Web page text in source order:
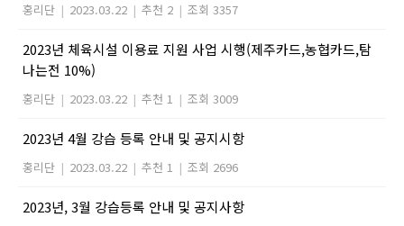
홍리단 | 2023.03.22 | 추천 2 | 조회 3357
2023년 체육시설 이용료 지원 사업 시행(제주카드,농협카드,탐
나는전 10%)
홍리단 | 2023.03.22 | 추천 1 | 조회 3009
2023년 4월 강습 등록 안내 및 공지시항
홍리단 | 2023.03.22 | 추천 1 | 조회 2696
2023년, 3월 강습등록 안내 및 공지사항